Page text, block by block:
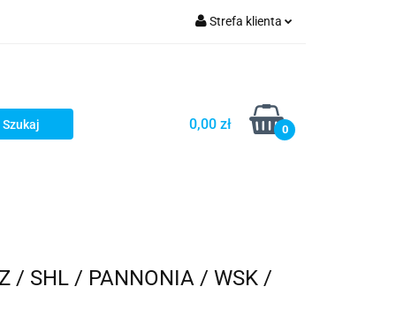
Strefa klienta
Dodaj zgłoszenie
0,00 zł 0
/ SHL / PANNONIA / WSK /